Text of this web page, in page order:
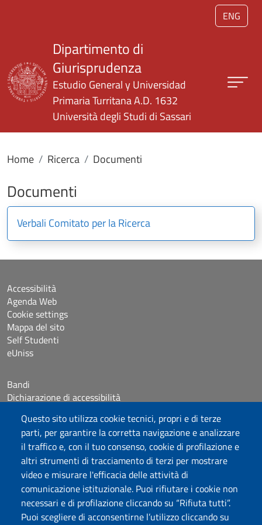
Salta al contenuto principale
ENG
Questo sito utilizza cookie tecnici, propri e di terze
parti, per garantire la corretta navigazione e analizzare
il traffico e, con il tuo consenso, cookie di profilazione e
altri strumenti di tracciamento di terzi per mostrare
video e misurare l'efficacia delle attività di
comunicazione istituzionale. Puoi rifiutare i cookie non
necessari e di profilazione cliccando su “Rifiuta tutti”.
Puoi scegliere di acconsentirne l’utilizzo cliccando su
Dipartimento di
Giurisprudenza
Estudio General y Universidad
Primaria Turritana A.D. 1632
Università degli Studi di Sassari
Home Ricerca Documenti
Documenti
Verbali Comitato per la Ricerca
Università degli Studi di Sassari
Dipartimento di Giurisprudenza
Viale Mancini 5, 07100 Sassari
Accessibilità
Agenda Web
Cookie settings
Mappa del sito
Self Studenti
eUniss
Bandi
Dichiarazione di accessibilità
Protocollo
Seguici su